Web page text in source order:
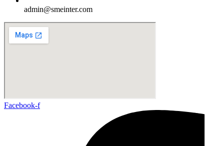
admin@smeinter.com
Facebook-f